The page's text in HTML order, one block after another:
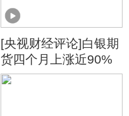
[央视财经评论]白银期
货四个月上涨近90%